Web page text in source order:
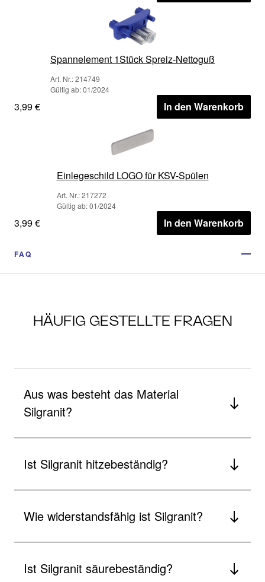
Spannelement 1Stück Spreiz-Nettoguß
Art. Nr.: 214749
Gültig ab: 01/2024
3,99 € In den Warenkorb
Einlegeschild LOGO für KSV-Spülen
Art. Nr.: 217272
Gültig ab: 01/2024
3,99 € In den Warenkorb
FAQ
HÄUFIG GESTELLTE FRAGEN
Aus was besteht das Material
Silgranit?
Ist Silgranit hitzebeständig?
Wie widerstandsfähig ist Silgranit?
Ist Silgranit säurebeständig?